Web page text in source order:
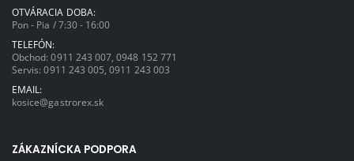
OTVÁRACIA DOBA:
Pon - Pia / 7:30 - 16:00
TELEFÓN:
Obchod:0911 243 007 ,0948 152 771
Servis:0911 243 005 ,0911 243 003
EMAIL:
kosice@gastrorex.sk
ZÁKAZNÍCKA PODPORA